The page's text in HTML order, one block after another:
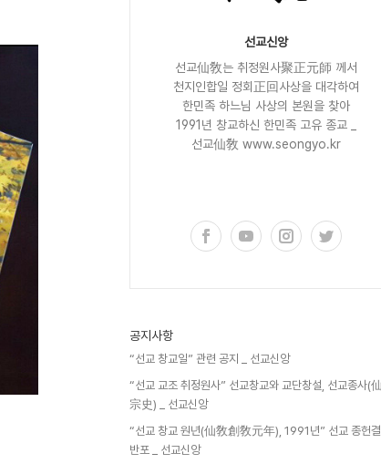
선교신앙
선교仙敎는 취정원사聚正元師 께서
천지인합일 정회正回사상을 대각하여
한민족 하느님 사상의 본원을 찾아
1991년 창교하신 한민족 고유 종교 _
선교仙敎 www.seongyo.kr
공지사항
“선교 창교일” 관련 공지 _ 선교신앙
“선교 교조 취정원사” 선교창교와 교단창설, 선교종사(
宗史) _ 선교신앙
“선교 창교 원년(仙敎創敎元年), 1991년” 선교 종헌결
반포 _ 선교신앙